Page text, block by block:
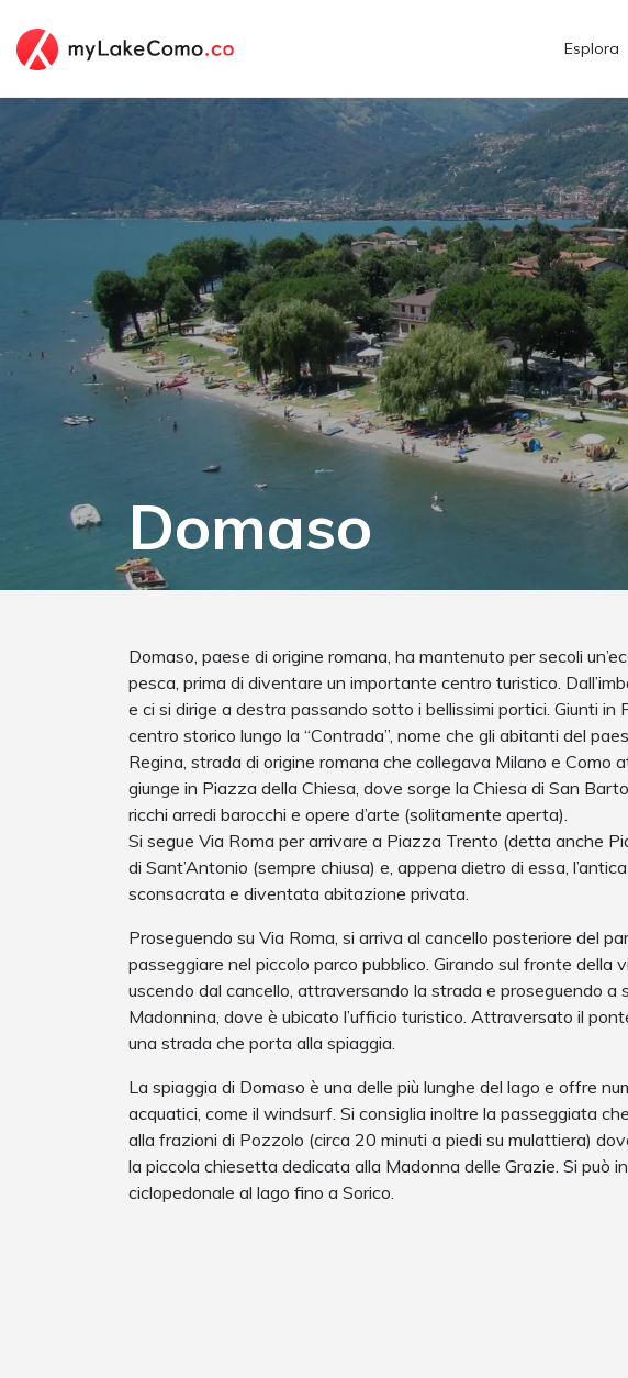
Esplora
Domaso
Domaso, paese di origine romana, ha mantenuto per secoli
pesca, prima di diventare un importante centro turistico.
e ci si dirige a destra passando sotto i bellissimi portici. Giunti in
centro storico lungo la “Contrada”, nome che gli abitanti del
Regina, strada di origine romana che collegava Milano e Como
giunge in Piazza della Chiesa, dove sorge la Chiesa di San
ricchi arredi barocchi e opere d’arte (solitamente aperta).
Si segue Via Roma per arrivare a Piazza Trento (detta anche
di Sant’Antonio (sempre chiusa) e, appena dietro di essa,
sconsacrata e diventata abitazione privata.
Proseguendo su Via Roma, si arriva al cancello posteriore del
passeggiare nel piccolo parco pubblico. Girando sul fronte della
uscendo dal cancello, attraversando la strada e proseguendo a
Madonnina, dove è ubicato l’ufficio turistico. Attraversato il
una strada che porta alla spiaggia.
La spiaggia di Domaso è una delle più lunghe del lago e offre
acquatici, come il windsurf. Si consiglia inoltre la passeggiata
alla frazioni di Pozzolo (circa 20 minuti a piedi su mulattiera)
la piccola chiesetta dedicata alla Madonna delle Grazie. Si può
ciclopedonale al lago fino a Sorico.